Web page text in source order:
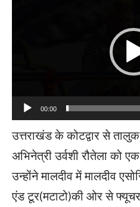
00:00
उत्तराखंड के कोटद्वार से
अभिनेत्री उर्वशी रौतेला को
उन्होंने मालदीव में मालदीव
एंड टूर(मटाटो)की ओर से